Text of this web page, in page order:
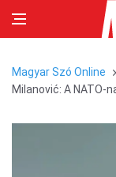
Magyar Szó Online
Milanović: A NATO-